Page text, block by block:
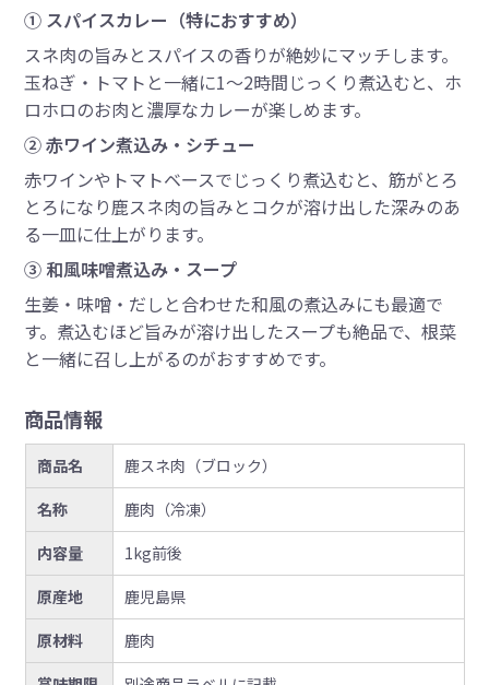
① スパイスカレー（特におすすめ）
スネ肉の旨みとスパイスの香りが絶妙にマッチします。
玉ねぎ・トマトと一緒に1〜2時間じっくり煮込むと、ホ
ロホロのお肉と濃厚なカレーが楽しめます。
② 赤ワイン煮込み・シチュー
赤ワインやトマトベースでじっくり煮込むと、筋がとろ
とろになり鹿スネ肉の旨みとコクが溶け出した深みのあ
る一皿に仕上がります。
③ 和風味噌煮込み・スープ
生姜・味噌・だしと合わせた和風の煮込みにも最適で
す。煮込むほど旨みが溶け出したスープも絶品で、根菜
と一緒に召し上がるのがおすすめです。
商品情報
商品名
鹿スネ肉（ブロック）
名称
鹿肉（冷凍）
内容量
1kg前後
原産地
鹿児島県
原材料
鹿肉